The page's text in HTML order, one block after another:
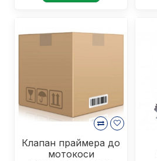
Клапан праймера до
мотокоси